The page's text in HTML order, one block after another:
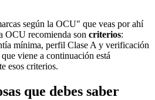
según la OCU" que veas por ahí
OCU recomienda son criterios:
mínima, perfil Clase A y verificación
viene a continuación está
esos criterios.
que debes saber